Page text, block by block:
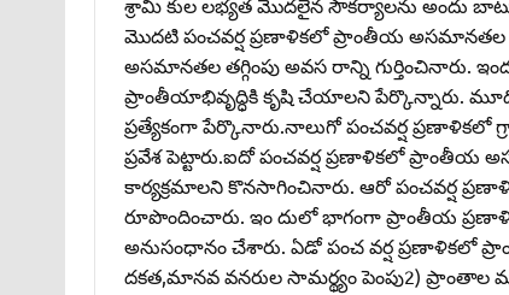
మొదటి పంచవర్ష ప్రణాళికలో ప్రాంతీయ అసమానతల
అసమానతల తగ్గింపు అవస రాన్ని గుర్తించినారు.
ప్రాంతీయాభివృద్ధికి కృషి చేయాలని పేర్కొన్నారు.
ప్రత్యేకంగా పేర్కొనారు.నాలుగో పంచవర్ష
ప్రవేశ పెట్టారు.ఐదో పంచవర్ష ప్రణాళికలో
కార్యక్రమాలని కొనసాగించినారు. ఆరో పంచవర్ష
రూపొందించారు. ఇం దులో భాగంగా ప్రాంతీయ
అనుసంధానం చేశారు. ఏడో పంచ వర్ష ప్రణాళికలో
దకత,మానవ వనరుల సామర్థ్యం పెంపు2) ప్రాంతాల